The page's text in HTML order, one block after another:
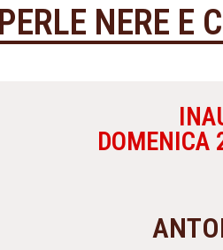
NERE E
DOMENICA